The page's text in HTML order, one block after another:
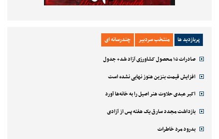
پربازدید ها منتخب سردبیر چندرسانه ای
صادرات ۱۵ محصول کشاورزی آزاد شد+ جدول
افزایش قیمت بنزین هنوز نهایی نشده است
اکبر عبدی حلاوت هنر اصیل را به خانه‌ها آورد
بازداشت مجدد سارق یک هفته پس از آزادی
بدرود مرد خاطرات